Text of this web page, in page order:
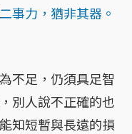
事力，猶非其器。
足，仍須具足智
別人說不正確的也
知短暫與長遠的損